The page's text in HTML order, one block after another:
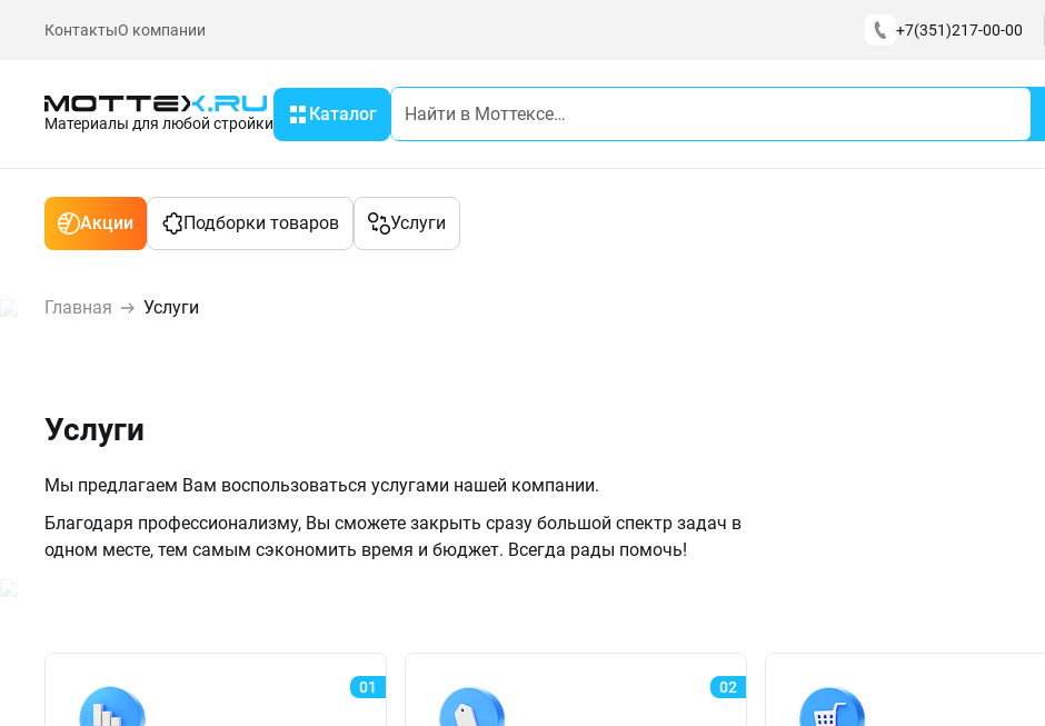
КонтактыО компании +7(351)217-00-00
Материалы для любой стройки Каталог
Акции Подборки товаров Услуги
Главная Услуги
Услуги
Мы предлагаем Вам воспользоваться услугами нашей компании.
Благодаря профессионализму, Вы сможете закрыть сразу большой спектр задач в
одном месте, тем самым сэкономить время и бюджет. Всегда рады помочь!
01 02